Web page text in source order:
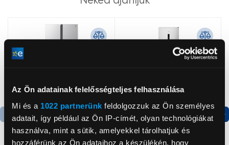
Az Ön adatainak felelősségteljes felhasználása
Mi és a 1022 partnerünk feldolgozzuk az Ön személyes
adatait, így például az Ön IP-címét, olyan technológiákat
használva, mint a sütik, amelyekkel tárolhatjuk és
hozzáférünk az Ön adataihoz a készülékén, hogy
Termék adatlap Termék adatlap